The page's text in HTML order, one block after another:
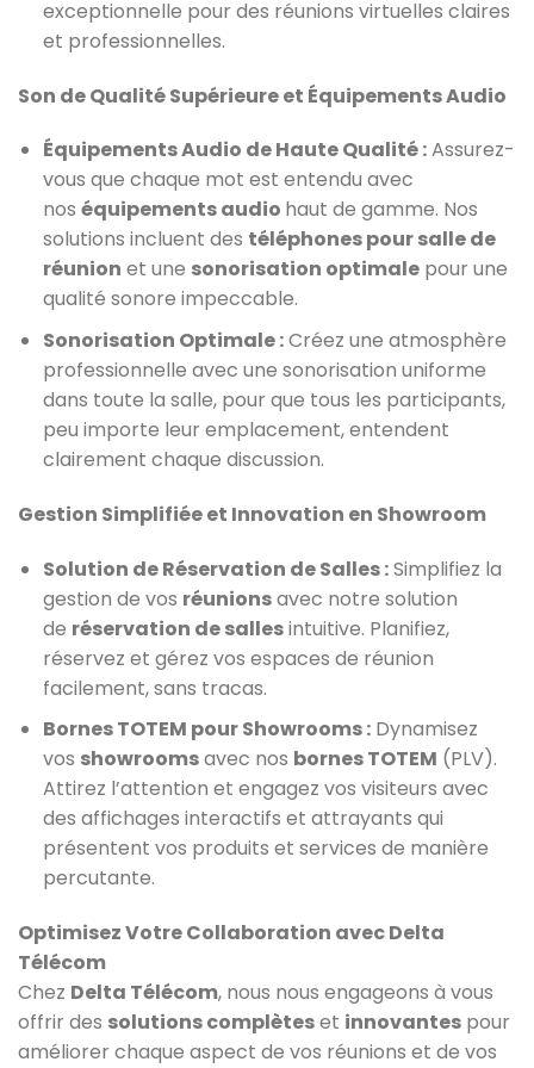
exceptionnelle pour des réunions virtuelles claires
et professionnelles.
Son de Qualité Supérieure et Équipements Audio
Équipements Audio de Haute Qualité :Assurez-
vous que chaque mot est entendu avec
nos équipements audio haut de gamme. Nos
solutions incluent des téléphones pour salle de
réunion et une sonorisation optimalepour une
qualité sonore impeccable.
Sonorisation Optimale :Créez une atmosphère
professionnelle avec une sonorisation uniforme
dans toute la salle, pour que tous les participants,
peu importe leur emplacement, entendent
clairement chaque discussion.
Gestion Simplifiée et Innovation en Showroom
Solution de Réservation de Salles :Simplifiez la
gestion de vos réunionsavec notre solution
de réservation de sallesintuitive. Planifiez,
réservez et gérez vos espaces de réunion
facilement, sans tracas.
Bornes TOTEM pour Showrooms :Dynamisez
vos showroomsavec nos bornes TOTEM (PLV).
Attirez l’attention et engagez vos visiteurs avec
des affichages interactifs et attrayants qui
présentent vos produits et services de manière
percutante.
Optimisez Votre Collaboration avec Delta
Télécom
Chez Delta Télécom, nous nous engageons à vous
offrir des solutions complèteset innovantes pour
améliorer chaque aspect de vos réunions et de vos